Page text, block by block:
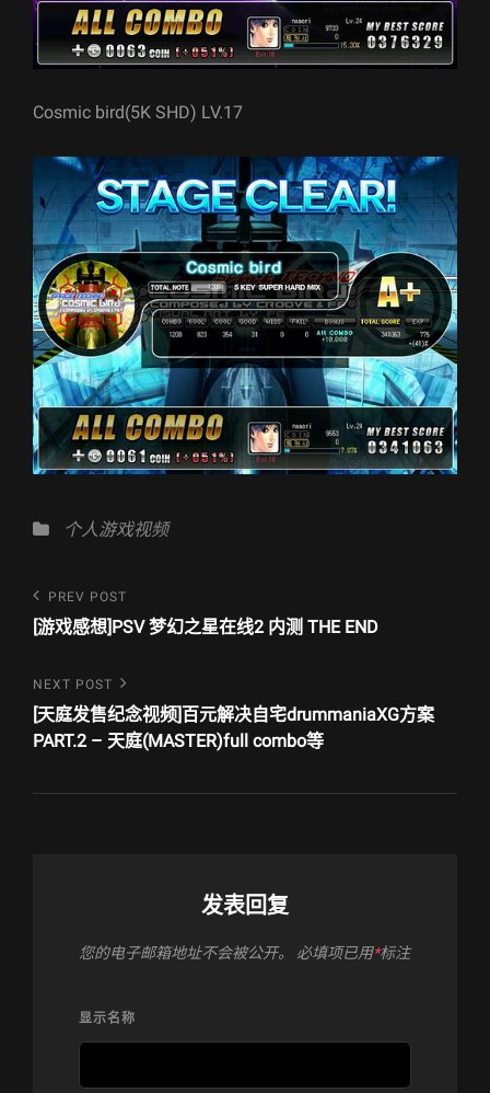
Cosmic bird(5K SHD) LV.17
Categories
个人游戏视频
文
章
航
Previous
Post
PREV POST
[游戏感想]PSV 梦幻之星在线2 内测 THE END
Next
Post
NEXT POST
[天庭发售纪念视频]百元解决自宅drummaniaXG方案
PART.2 – 天庭(MASTER)full combo等
发表回复
您的电子邮箱地址不会被公开。 必填项已用*标注
显示名称